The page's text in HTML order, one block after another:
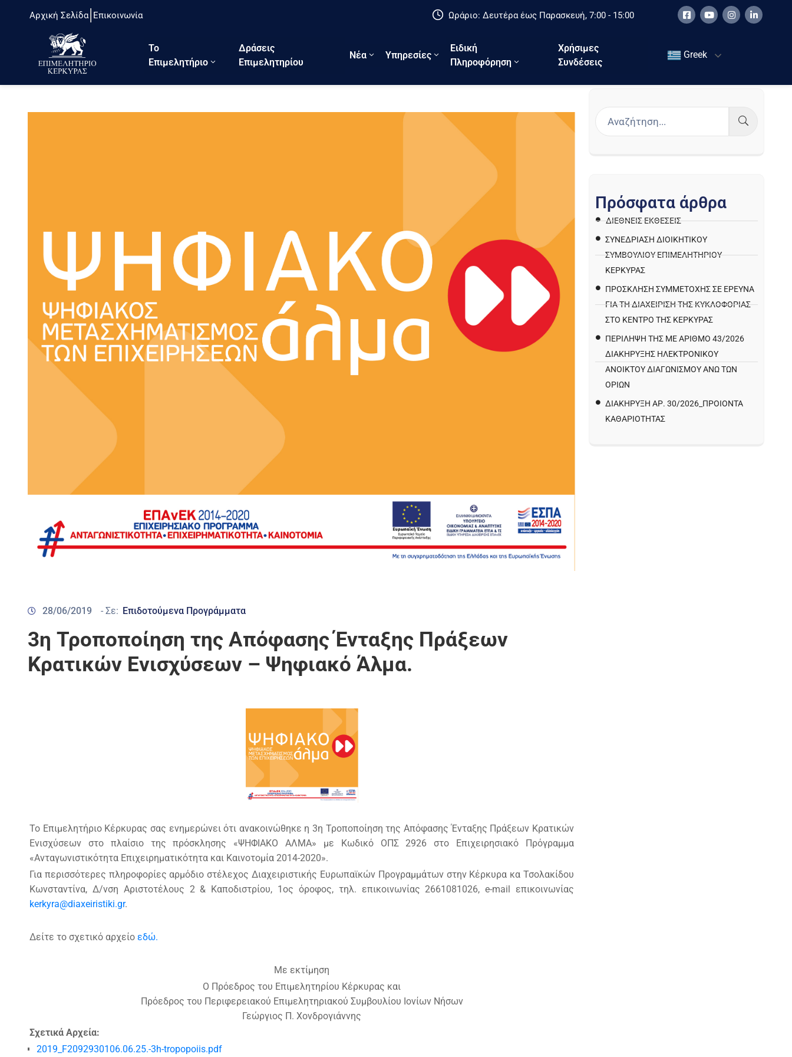
Αρχική Σελίδα Επικοινωνία Ωράριο: Δευτέρα έως Παρασκευή, 7:00 - 15:00
Το
Eπιμελητήριο
Δράσεις
Επιμελητηρίου
Νέα Υπηρεσίες
Ειδική
Πληροφόρηση
Χρήσιμες
Συνδέσεις
Greek
28/06/2019 - Σε: Επιδοτούμενα Προγράμματα
3η Τροποποίηση της Απόφασης Ένταξης Πράξεων
Κρατικών Ενισχύσεων – Ψηφιακό Άλμα.
Το Επιμελητήριο Κέρκυρας σας ενημερώνει ότι ανακοινώθηκε η 3η Τροποποίηση της Απόφασης Ένταξης Πράξεων Κρατικών
Ενισχύσεων στο πλαίσιο της πρόσκλησης «ΨΗΦΙΑΚΟ ΑΛΜΑ» με Κωδικό ΟΠΣ 2926 στο Επιχειρησιακό Πρόγραμμα
«Ανταγωνιστικότητα Επιχειρηματικότητα και Καινοτομία 2014-2020».
Για περισσότερες πληροφορίες αρμόδιο στέλεχος Διαχειριστικής Ευρωπαϊκών Προγραμμάτων στην Κέρκυρα κα Τσολακίδου
Κωνσταντίνα, Δ/νση Αριστοτέλους 2 & Καποδιστρίου, 1ος όροφος, τηλ. επικοινωνίας 2661081026, e-mail επικοινωνίας
kerkyra@diaxeiristiki.gr.
Δείτε το σχετικό αρχείο εδώ.
Με εκτίμηση
Ο Πρόεδρος του Επιμελητηρίου Κέρκυρας και
Πρόεδρος του Περιφερειακού Επιμελητηριακού Συμβουλίου Ιονίων Νήσων
Γεώργιος Π. Χονδρογιάννης
Σχετικά Αρχεία:
2019_F2092930106.06.25.-3h-tropopoiis.pdf
Πρόσφατα άρθρα
ΔΙΕΘΝΕΙΣ ΕΚΘΕΣΕΙΣ
ΣΥΝΕΔΡΙΑΣΗ ΔΙΟΙΚΗΤΙΚΟΥ
ΣΥΜΒΟΥΛΙΟΥ ΕΠΙΜΕΛΗΤΗΡΙΟΥ
ΚΕΡΚΥΡΑΣ
ΠΡΌΣΚΛΗΣΗ ΣΥΜΜΕΤΟΧΉΣ ΣΕ ΈΡΕΥΝΑ
ΓΙΑ ΤΗ ΔΙΑΧΕΊΡΙΣΗ ΤΗΣ ΚΥΚΛΟΦΟΡΊΑΣ
ΣΤΟ ΚΈΝΤΡΟ ΤΗΣ ΚΈΡΚΥΡΑΣ
ΠΕΡΙΛΗΨΗ ΤΗΣ ΜΕ ΑΡΙΘΜΟ 43/2026
ΔΙΑΚΗΡΥΞΗΣ ΗΛΕΚΤΡΟΝΙΚΟΥ
ΑΝΟΙΚΤΟΥ ΔΙΑΓΩΝΙΣΜΟΥ ΑΝΩ ΤΩΝ
ΟΡΙΩΝ
ΔΙΑΚΉΡΥΞΗ ΑΡ. 30/2026_ΠΡΟΙΌΝΤΑ
ΚΑΘΑΡΙΌΤΗΤΑΣ